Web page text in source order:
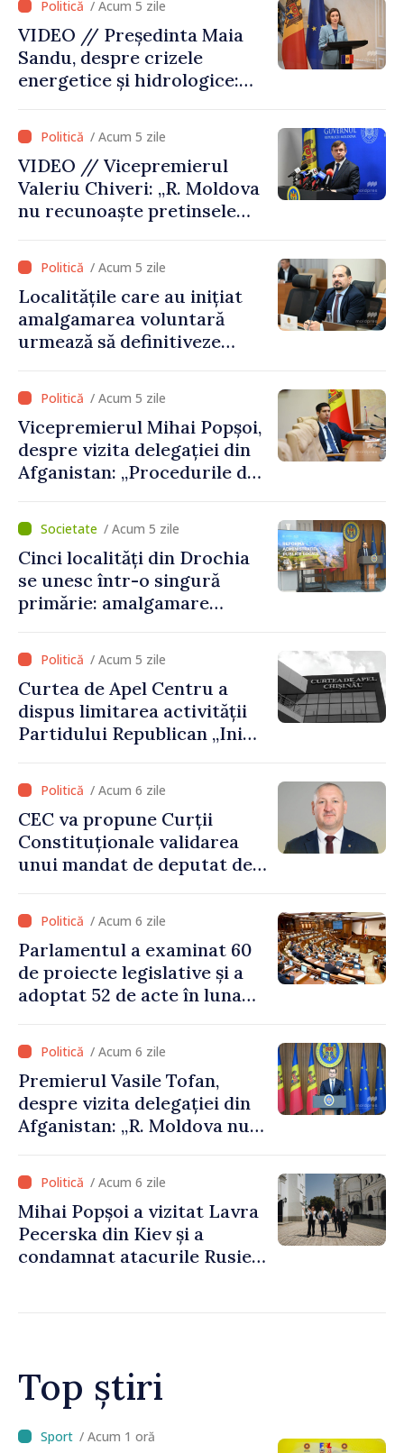
eforturile pentru
consolidarea capacităților
de apărare”
/ Acum 5 zile
VIDEO // Președinta Maia
Sandu, despre crizele
energetice și hidrologice:
posibilul pentru a atenua
consecințele”
/ Acum 5 zile
VIDEO // Vicepremierul
Valeriu Chiveri: „R. Moldova
nu recunoaște pretinsele
de structurile de la Tiraspol
în raioanele de est”
/ Acum 5 zile
Localitățile care au inițiat
amalgamarea voluntară
urmează să definitiveze
parcursul lunii august
/ Acum 5 zile
Vicepremierul Mihai Popșoi,
despre vizita delegației din
Afganistan: „Procedurile de
respectate întocmai. Nu s-
au constatat încălcări ale
prevederilor legale”
/ Acum 5 zile
Cinci localități din Drochia
se unesc într-o singură
primărie: amalgamare
stimulente de peste 28 de
milioane de lei oferite de
Guvern
/ Acum 5 zile
Curtea de Apel Centru a
dispus limitarea activității
Partidului Republican „Inima
/ Acum 6 zile
CEC va propune Curții
Constituționale validarea
unui mandat de deputat de
/ Acum 6 zile
Parlamentul a examinat 60
de proiecte legislative și a
adoptat 52 de acte în luna
/ Acum 6 zile
Premierul Vasile Tofan,
despre vizita delegației din
Afganistan: „R. Moldova nu
talibană. Aprobarea acestei
vizite a fost o eroare de
evaluare și de coordonare
instituțională”
/ Acum 6 zile
Mihai Popșoi a vizitat Lavra
Pecerska din Kiev și a
condamnat atacurile Rusiei
Top știri
/ Acum 25 minute